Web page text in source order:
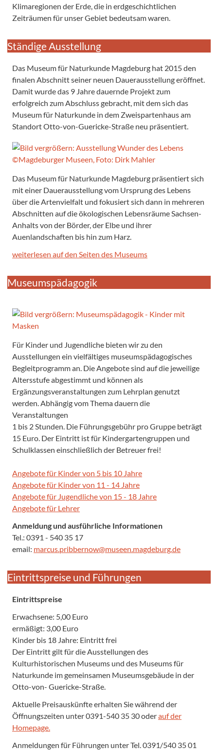
Klimaregionen der Erde, die in erdgeschichtlichen
Zeiträumen für unser Gebiet bedeutsam waren.
Ständige Ausstellung
Das Museum für Naturkunde Magdeburg hat 2015 den
finalen Abschnitt seiner neuen Dauerausstellung eröffnet.
Damit wurde das 9 Jahre dauernde Projekt zum
erfolgreich zum Abschluss gebracht, mit dem sich das
Museum für Naturkunde in dem Zweispartenhaus am
Standort Otto-von-Guericke-Straße neu präsentiert.
Das Museum für Naturkunde Magdeburg präsentiert sich
mit einer Dauerausstellung vom Ursprung des Lebens
über die Artenvielfalt und fokusiert sich dann in mehreren
Abschnitten auf die ökologischen Lebensräume Sachsen-
Anhalts von der Börder, der Elbe und ihrer
Auenlandschaften bis hin zum Harz.
weiterlesen auf den Seiten des Museums
Museumspädagogik
Für Kinder und Jugendliche bieten wir zu den
Ausstellungen ein vielfältiges museumspädagogisches
Begleitprogramm an. Die Angebote sind auf die jeweilige
Altersstufe abgestimmt und können als
Ergänzungsveranstaltungen zum Lehrplan genutzt
werden. Abhängig vom Thema dauern die
Veranstaltungen
1 bis 2 Stunden. Die Führungsgebühr pro Gruppe beträgt
15 Euro. Der Eintritt ist für Kindergartengruppen und
Schulklassen einschließlich der Betreuer frei!
Angebote für Kinder von 5 bis 10 Jahre
Angebote für Kinder von 11 - 14 Jahre
Angebote für Jugendliche von 15 - 18 Jahre
Angebote für Lehrer
Anmeldung und ausführliche Informationen
Tel.: 0391 - 540 35 17
email: marcus.pribbernow@museen.magdeburg.de
Eintrittspreise und Führungen
Eintrittspreise
Erwachsene: 5,00 Euro
ermäßigt: 3,00 Euro
Kinder bis 18 Jahre: Eintritt frei
Der Eintritt gilt für die Ausstellungen des
Kulturhistorischen Museums und des Museums für
Naturkunde im gemeinsamen Museumsgebäude in der
Otto-von- Guericke-Straße.
Aktuelle Preisauskünfte erhalten Sie während der
Öffnungszeiten unter 0391-540 35 30 oderauf der
Homepage.
Anmeldungen für Führungen unter Tel. 0391/540 35 01